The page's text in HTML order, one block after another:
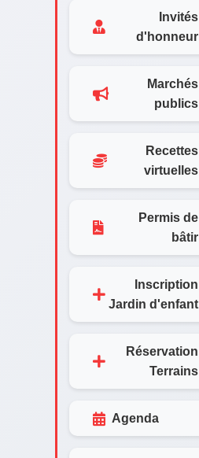
Invités
d'honneur
Marchés
publics
Recettes
virtuelles
Permis de
bâtir
Inscription
Jardin d'enfant
Réservation
Terrains
Agenda